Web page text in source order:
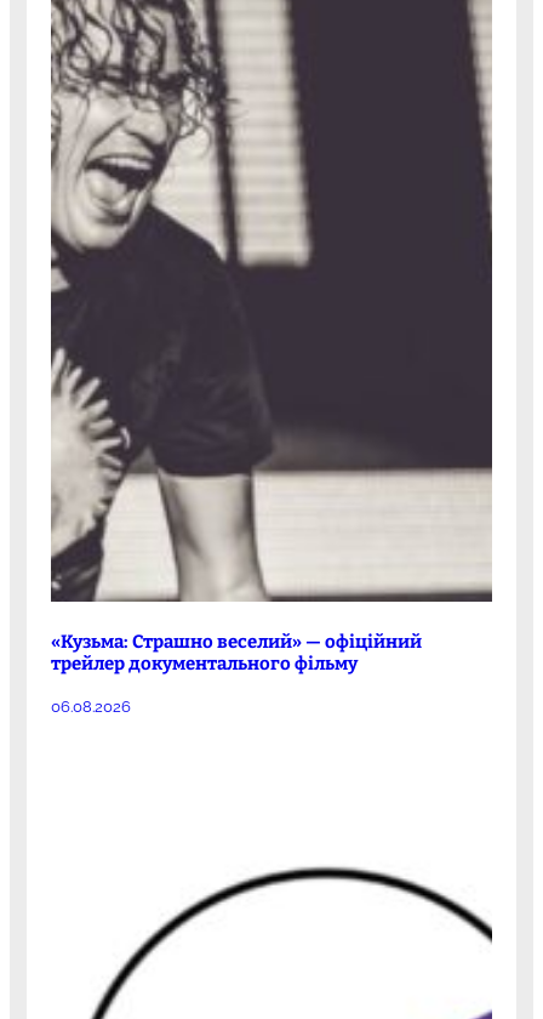
«Кузьма: Страшно веселий» — офіційний
трейлер документального фільму
06.08.2026